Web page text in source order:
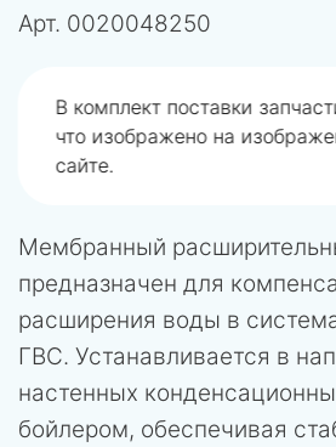
Арт. 0020048250
В комплект поставки
что изображено на
сайте.
Мембранный
предназначен для
расширения воды в
ГВС. Устанавливается в
настенных
бойлером, обеспечивая